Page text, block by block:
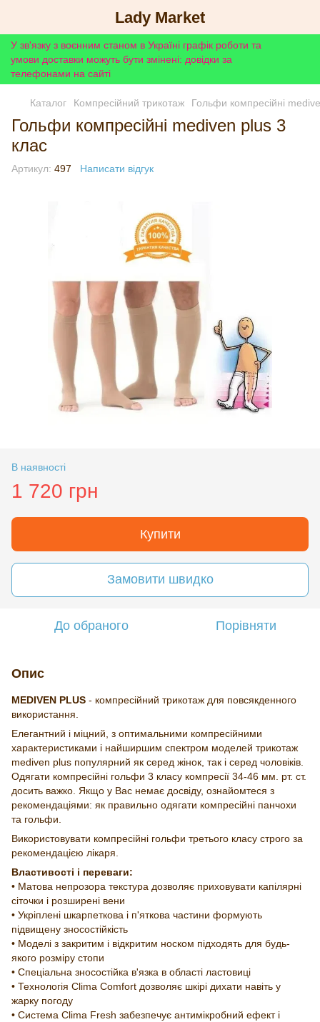
Lady Market
У зв'язку з воєнним станом в Україні графік роботи та
умови доставки можуть бути змінені: довідки за
телефонами на сайті
Каталог Компресійний трикотаж Гольфи компресійні
Гольфи компресійні mediven plus 3
клас
Артикул: 497 Написати відгук
В наявності
1 720 грн
Купити
Замовити швидко
До обраного Порівняти
Опис
MEDIVEN PLUS - компресійний трикотаж для повсякденного
використання.
Елегантний і міцний, з оптимальними компресійними
характеристиками і найширшим спектром моделей трикотаж
mediven plus популярний як серед жінок, так і серед чоловіків.
Одягати компресійні гольфи 3 класу компресії 34-46 мм. рт. ст.
досить важко. Якщо у Вас немає досвіду, ознайомтеся з
рекомендаціями: як правильно одягати компресійні панчохи
та гольфи.
Використовувати компресійні гольфи третього класу строго за
рекомендацією лікаря.
Властивості і переваги:
• Матова непрозора текстура дозволяє приховувати капілярні
сіточки і розширені вени
• Укріплені шкарпеткова і п'яткова частини формують
підвищену зносостійкість
• Моделі з закритим і відкритим носком підходять для будь-
якого розміру стопи
• Спеціальна зносостійка в'язка в області ластовиці
• Технологія Clima Comfort дозволяє шкірі дихати навіть у
жарку погоду
• Система Clima Fresh забезпечує антимікробний ефект і